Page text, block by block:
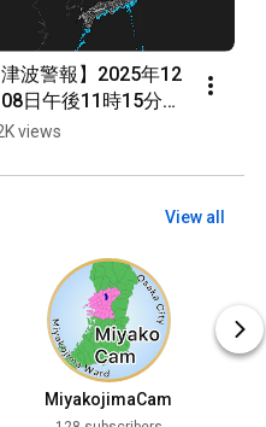
津波警報】2025年12
08日午後11時15分頃
県東方沖で最大震
views
View all
MiyakojimaCam